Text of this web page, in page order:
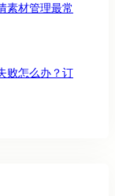
素材管理最常
败怎么办？订